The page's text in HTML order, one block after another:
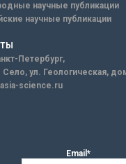
научные публикации
научные публикации
Петербург,
Село, ул. Геологическая,
science.ru
Email*